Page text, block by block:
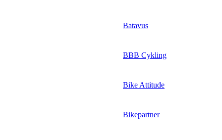
Batavus
BBB Cykling
Bike Attitude
Bikepartner